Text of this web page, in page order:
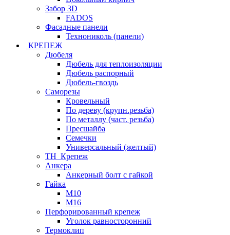
Забор 3D
FADOS
Фасадные панели
Технониколь (панели)
КРЕПЕЖ
Дюбеля
Дюбель для теплоизоляции
Дюбель распорный
Дюбель-гвоздь
Саморезы
Кровельный
По дереву (крупн.резьба)
По металлу (част. резьба)
Пресшайба
Семечки
Универсальный (желтый)
ТН_Крепеж
Анкера
Анкерный болт с гайкой
Гайка
М10
М16
Перфорированный крепеж
Уголок равносторонний
Термоклип